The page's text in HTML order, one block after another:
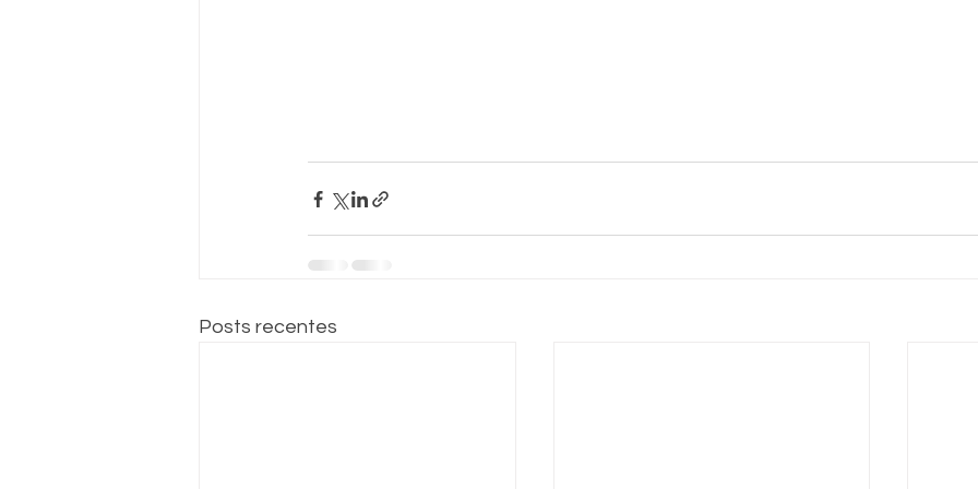
Posts recentes